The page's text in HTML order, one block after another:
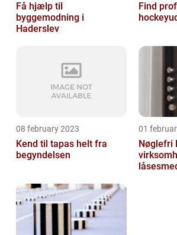
Få hjælp til
byggemodning i
Haderslev
Find
08 february 2023
Kend til tapas helt fra
begyndelsen
01
Nøglefri